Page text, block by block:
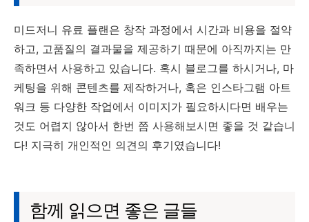
미드저니 유료 플랜은 창작 과정에서 시간과 비용을 절약
하고, 고품질의 결과물을 제공하기 때문에 아직까지는 만
족하면서 사용하고 있습니다. 혹시 블로그를 하시거나, 마
케팅을 위해 콘텐츠를 제작하거나, 혹은 인스타그램 아트
워크 등 다양한 작업에서 이미지가 필요하시다면 배우는
것도 어렵지 않아서 한번 쯤 사용해보시면 좋을 것 같습니
다! 지극히 개인적인 의견의 후기였습니다!
함께 읽으면 좋은 글들